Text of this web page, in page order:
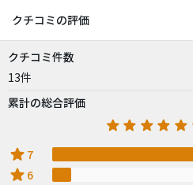
クチコミの評価
クチコミ件数
13件
累計の総合評価
star 7
star 6